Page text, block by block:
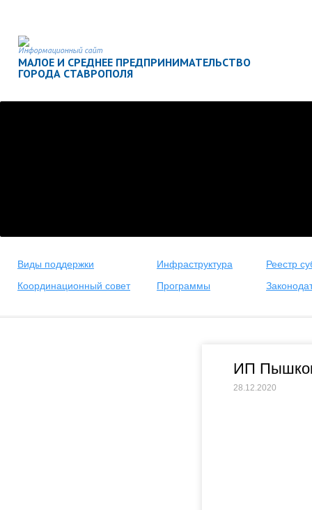
Информационный сайт
МАЛОЕ И СРЕДНЕЕ ПРЕДПРИНИМАТЕЛЬСТВО
ГОРОДА СТАВРОПОЛЯ
Виды поддержки Инфраструктура
Реестр
Координационный совет
Программы
ИП
28.12.2020